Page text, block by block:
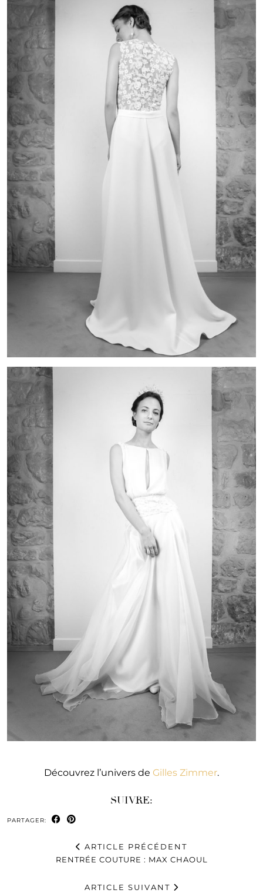
Découvrez l’univers de Gilles Zimmer.
SUIVRE:
PARTAGER:
ARTICLE PRÉCÉDENT
RENTRÉE COUTURE : MAX CHAOUL
ARTICLE SUIVANT